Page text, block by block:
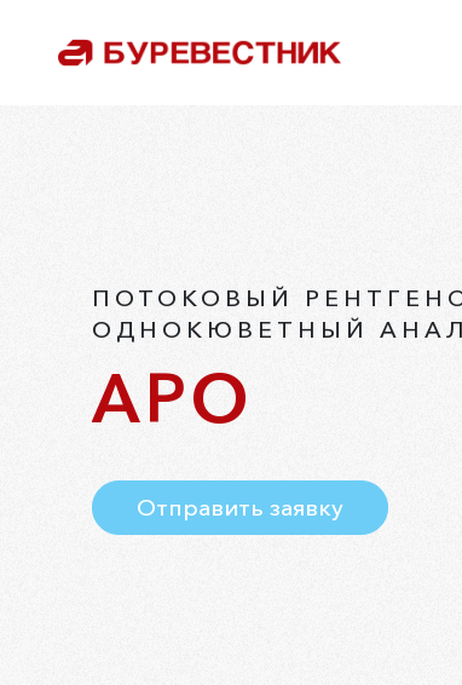
ПОТОКОВЫЙ
ОДНОКЮВЕТНЫЙ
АРО
Отправить заявку